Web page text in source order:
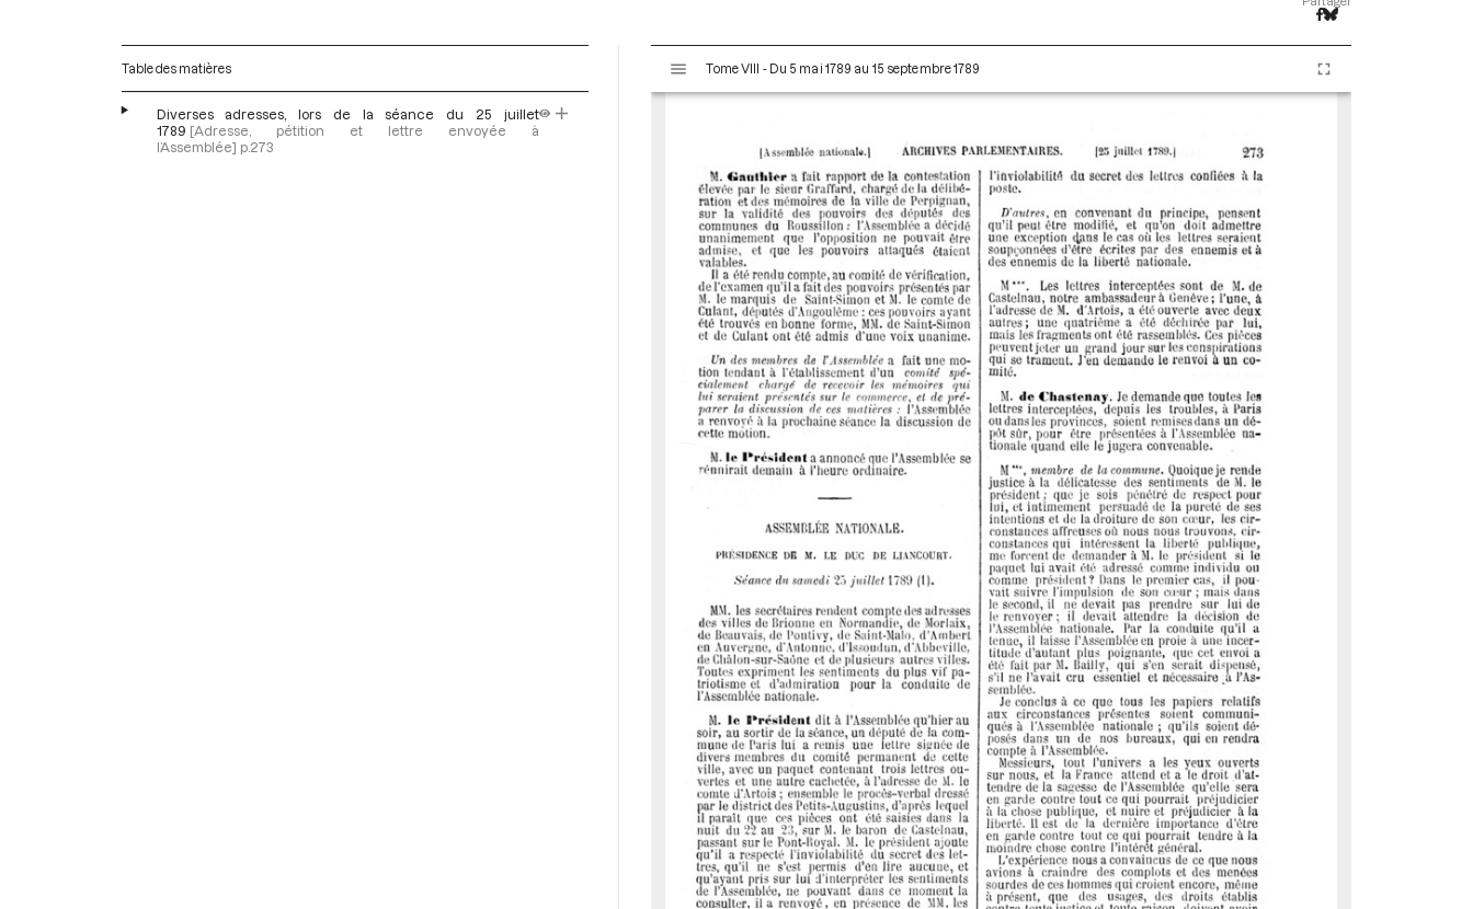
Table des matières
Diverses adresses, lors de la séance du 25 juillet
1789 [Adresse, pétition et lettre envoyée à
l’Assemblée] p.273
s
Tome VIII - Du 5 mai 1789 au 15 septembre 1789